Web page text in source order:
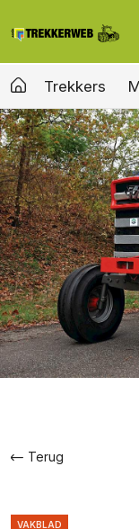
Trekkers
Terug
VAKBLAD